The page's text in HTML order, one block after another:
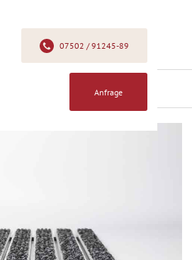
07502 / 91245-89
Anfrage